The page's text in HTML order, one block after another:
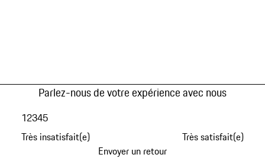
Parlez-nous de votre expérience avec nous
Très insatisfait(e)
12345
Très satisfait(e)
Envoyer un retour